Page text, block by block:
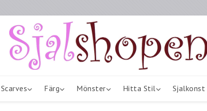
Scarves Färg Mönster Hitta Stil Sjalkonst